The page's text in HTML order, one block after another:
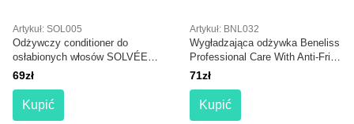
Artykuł: SOL005
Odżywczy conditioner do
osłabionych włosów SOLVÉE
Nutrisse Conditioner 250 ml
69zł
Kupić
Artykuł: BNL032
Wygładzająca odżywka Beneliss
Professional Care With Anti-Frizz
Effect Smooth & Shine
71zł
Kupić